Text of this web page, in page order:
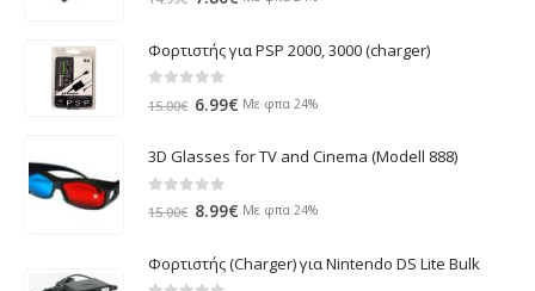
was:
14.99€.
τιμή
Φορτιστής για PSP 2000, 3000 (charger)
out of 5
15.00€ Original
was:
15.00€.
6.99€ Η
τιμή
Με φπα 24%
3D Glasses for TV and Cinema (Modell 888)
out of 5
15.00€ Original
was:
15.00€.
8.99€ Η
τιμή
είναι:
Με φπα 24%
Φορτιστής (Charger) για Nintendo DS Lite Bulk